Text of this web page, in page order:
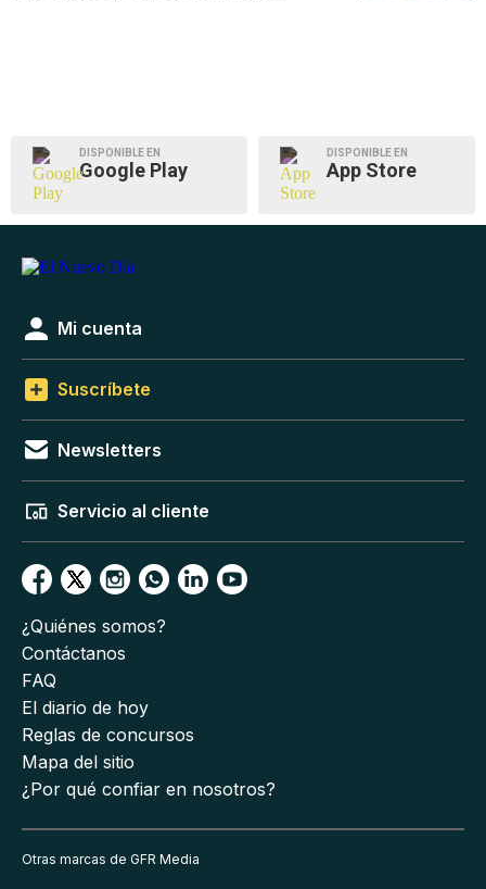
DISPONIBLE EN
Google Play
DISPONIBLE EN
App Store
Mi cuenta
Suscríbete
Newsletters
Servicio al cliente
¿Quiénes somos?
Contáctanos
FAQ
El diario de hoy
Reglas de concursos
Mapa del sitio
¿Por qué confiar en nosotros?
Otras marcas de GFR Media